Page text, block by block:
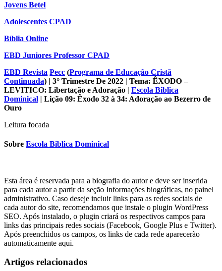
Jovens Betel
Adolescentes CPAD
Bíblia Online
EBD Juniores Professor CPAD
EBD Revista Pecc (Programa de Educação Cristã
Continuada) | 3° Trimestre De 2022 | Tema: ÊXODO –
LEVITICO: Libertação e Adoração | Escola Biblica
Dominical | Lição 09: Êxodo 32 à 34: Adoração ao Bezerro de
Ouro
Leitura focada
Sobre Escola Biblica Dominical
Esta área é reservada para a biografia do autor e deve ser inserida
para cada autor a partir da seção Informações biográficas, no painel
administrativo. Caso deseje incluir links para as redes sociais de
cada autor do site, recomendamos que instale o plugin WordPress
SEO. Após instalado, o plugin criará os respectivos campos para
links das principais redes sociais (Facebook, Google Plus e Twitter).
Após preenchidos os campos, os links de cada rede aparecerão
automaticamente aqui.
Artigos relacionados